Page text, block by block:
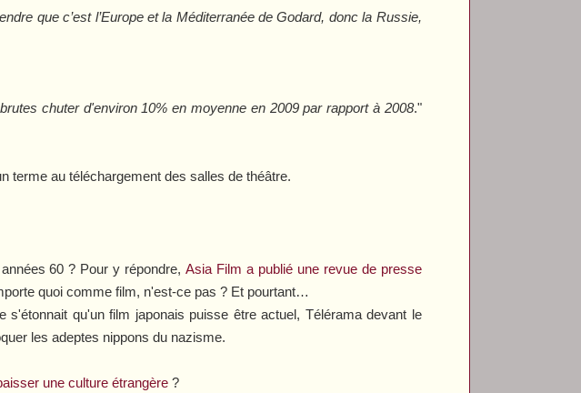
que c’est l’Europe et la Méditerranée de Godard, donc la Russie,
chuter d'environ 10% en moyenne en 2009 par rapport à 2008."
terme au téléchargement des salles de théâtre.
60 ? Pour y répondre,Asia Film a publié une revue de presse
quoi comme film, n'est-ce pas ? Et pourtant…
s'étonnait qu'un film japonais puisse être actuel, Téléramadevant le
les adeptes nippons du nazisme.
une culture étrangère ?